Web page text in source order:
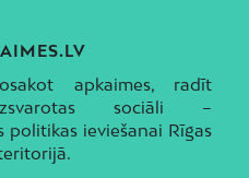
apkaimes, radīt
sociāli –
politikas ieviešanai Rīgas